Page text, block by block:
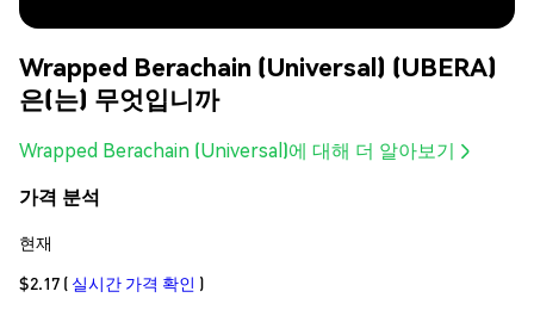
Wrapped Berachain (Universal) (UBERA)
은(는) 무엇입니까
Wrapped Berachain (Universal)에 대해 더 알아보기
가격 분석
현재
$2.17 ( 실시간 가격 확인 )